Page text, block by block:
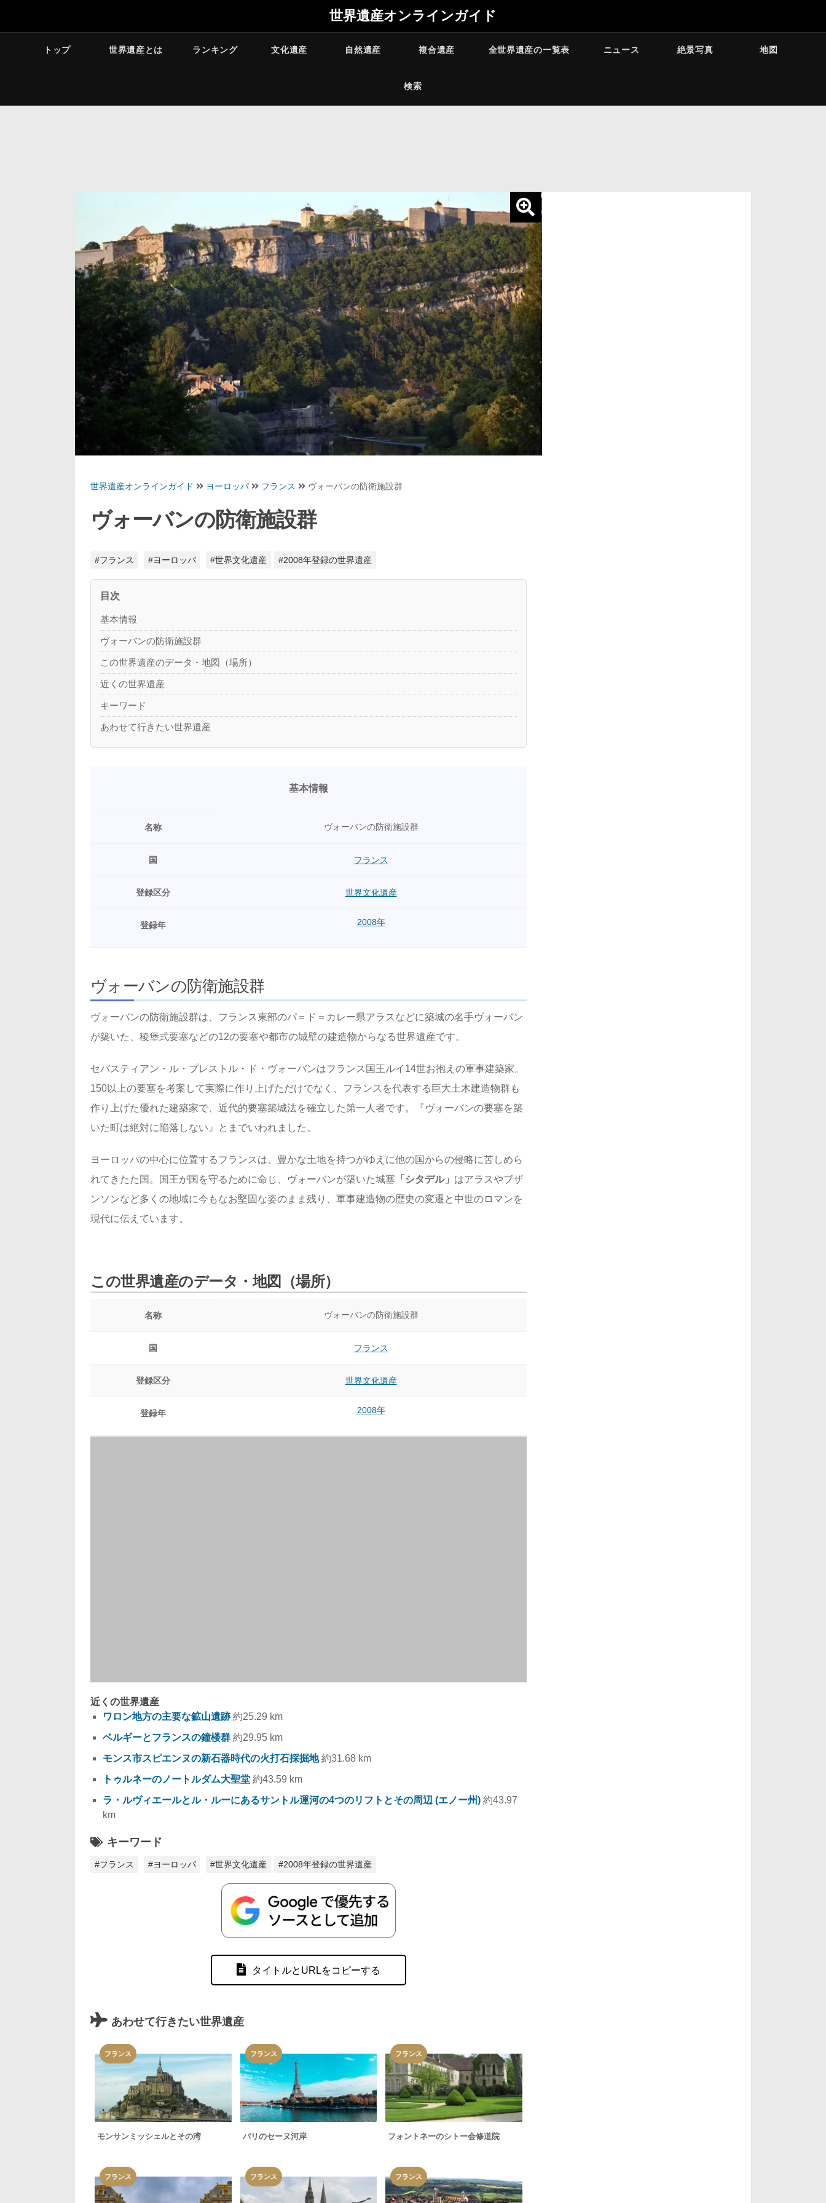
世界遺産オンラインガイド
トップ 世界遺産とは ランキング 文化遺産 自然遺産 複合遺産 全世界遺産の一覧表 ニュース 絶景写真 地図
検索
世界遺産オンラインガイド ヨーロッパ フランス ヴォーバンの防衛施設群
ヴォーバンの防衛施設群
#フランス #ヨーロッパ #世界文化遺産 #2008年登録の世界遺産
目次
基本情報
ヴォーバンの防衛施設群
この世界遺産のデータ・地図（場所）
近くの世界遺産
キーワード
あわせて行きたい世界遺産
基本情報
名称 ヴォーバンの防衛施設群
国 フランス
登録区分 世界文化遺産
登録年 2008年
ヴォーバンの防衛施設群
ヴォーバンの防衛施設群は、フランス東部のパ＝ド＝カレー県アラスなどに築城の名手ヴォーバン
が築いた、稜堡式要塞などの12の要塞や都市の城壁の建造物からなる世界遺産です。
セバスティアン・ル・プレストル・ド・ヴォーバンはフランス国王ルイ14世お抱えの軍事建築家。
150以上の要塞を考案して実際に作り上げただけでなく、フランスを代表する巨大土木建造物群も
作り上げた優れた建築家で、近代的要塞築城法を確立した第一人者です。『ヴォーバンの要塞を築
いた町は絶対に陥落しない』とまでいわれました。
ヨーロッパの中心に位置するフランスは、豊かな土地を持つがゆえに他の国からの侵略に苦しめら
れてきたた国。国王が国を守るために命じ、ヴォーバンが築いた城塞 「シタデル」 はアラスやブザ
ンソンなど多くの地域に今もなお堅固な姿のまま残り、軍事建造物の歴史の変遷と中世のロマンを
現代に伝えています。
この世界遺産のデータ・地図（場所）
名称 ヴォーバンの防衛施設群
国 フランス
登録区分 世界文化遺産
登録年 2008年
近くの世界遺産
ワロン地方の主要な鉱山遺跡 約25.29 km
ベルギーとフランスの鐘楼群 約29.95 km
モンス市スピエンヌの新石器時代の火打石採掘地 約31.68 km
トゥルネーのノートルダム大聖堂 約43.59 km
ラ・ルヴィエールとル・ルーにあるサントル運河の4つのリフトとその周辺 (エノー州) 約43.97
km
キーワード
#フランス #ヨーロッパ #世界文化遺産 #2008年登録の世界遺産
タイトルとURLをコピーする
あわせて行きたい世界遺産
フランス
モンサンミッシェルとその湾
フランス
パリのセーヌ河岸
フランス
フォントネーのシトー会修道院
フランス フランス フランス